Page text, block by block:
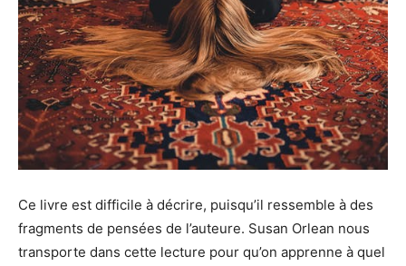
Ce livre est difficile à décrire, puisqu’il ressemble à des
fragments de pensées de l’auteure. Susan Orlean nous
transporte dans cette lecture pour qu’on apprenne à quel